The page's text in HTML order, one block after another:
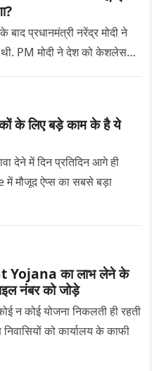
प्रधानमंत्री नरेंद्र मोदी ने
PM मोदी ने देश को केशलेस…
के लिए बड़े काम के है ये
देने में दिन प्रतिदिन आगे ही
मौजूद ऐप्स का सबसे बड़ा
Yojana का लाभ लेने के
नंबर को जोड़े
न कोई योजना निकलती ही रहती
को कार्यालय के काफी